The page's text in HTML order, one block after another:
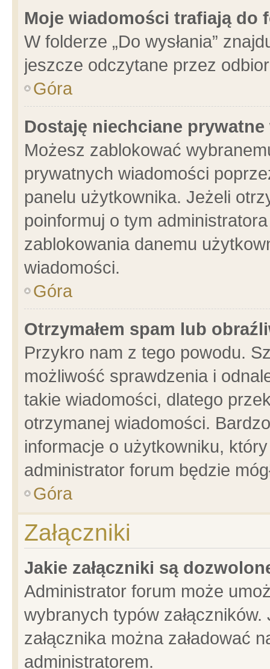
Moje wiadomości trafiają do
W folderze „Do wysłania”
jeszcze odczytane przez
Góra
Dostaję niechciane
Możesz zablokować
prywatnych wiadomości
panelu użytkownika. Jeżeli
poinformuj o tym
zablokowania danemu
wiadomości.
Góra
Otrzymałem spam lub
Przykro nam z tego powodu.
możliwość sprawdzenia i
takie wiadomości, dlatego
otrzymanej wiadomości.
informacje o użytkowniku,
administrator forum będzie
Góra
Załączniki
Jakie załączniki są
Administrator forum może
wybranych typów
załącznika można załadować
administratorem.